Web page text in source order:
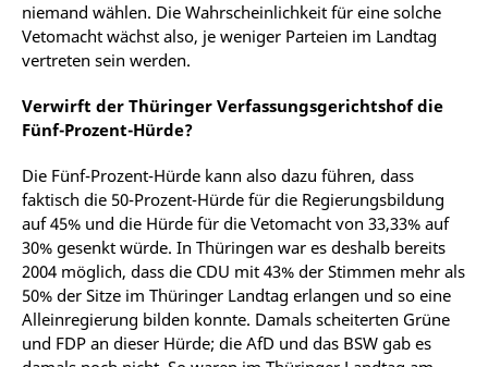
niemand wählen. Die Wahrscheinlichkeit für eine solche
Vetomacht wächst also, je weniger Parteien im Landtag
vertreten sein werden.
Verwirft der Thüringer Verfassungsgerichtshof die
Fünf-Prozent-Hürde?
Die Fünf-Prozent-Hürde kann also dazu führen, dass
faktisch die 50-Prozent-Hürde für die Regierungsbildung
auf 45% und die Hürde für die Vetomacht von 33,33% auf
30% gesenkt würde. In Thüringen war es deshalb bereits
2004 möglich, dass die CDU mit 43% der Stimmen mehr als
50% der Sitze im Thüringer Landtag erlangen und so eine
Alleinregierung bilden konnte. Damals scheiterten Grüne
und FDP an dieser Hürde; die AfD und das BSW gab es